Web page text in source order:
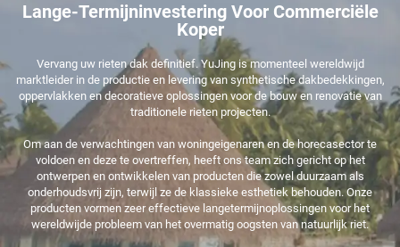
Lange-Termijninvestering Voor Commerciële
Koper
Vervang uw rieten dak definitief. YuJing is momenteel wereldwijd
marktleider in de productie en levering van synthetische dakbedekkingen,
oppervlakken en decoratieve oplossingen voor de bouw en renovatie van
traditionele rieten projecten.
Om aan de verwachtingen van woningeigenaren en de horecasector te
voldoen en deze te overtreffen, heeft ons team zich gericht op het
ontwerpen en ontwikkelen van producten die zowel duurzaam als
onderhoudsvrij zijn, terwijl ze de klassieke esthetiek behouden. Onze
producten vormen zeer effectieve langetermijnoplossingen voor het
wereldwijde probleem van het overmatig oogsten van natuurlijk riet.